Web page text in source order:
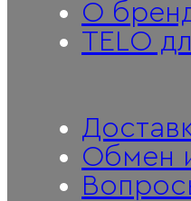
О
TELO
Обмен